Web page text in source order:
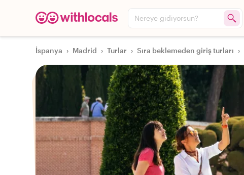
Nereye gidiyorsun?
İspanya › Madrid › Turlar › Sıra beklemeden giriş turları ›